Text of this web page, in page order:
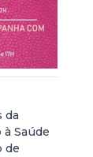
da
Saúde
de